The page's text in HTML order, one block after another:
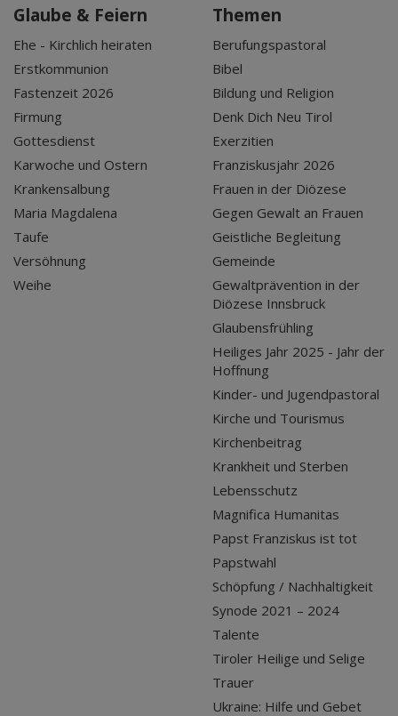
Glaube & Feiern
Ehe - Kirchlich heiraten
Erstkommunion
Fastenzeit 2026
Firmung
Gottesdienst
Karwoche und Ostern
Krankensalbung
Maria Magdalena
Taufe
Versöhnung
Weihe
Themen
Berufungspastoral
Bibel
Bildung und Religion
Denk Dich Neu Tirol
Exerzitien
Franziskusjahr 2026
Frauen in der Diözese
Gegen Gewalt an Frauen
Geistliche Begleitung
Gemeinde
Gewaltprävention in der
Diözese Innsbruck
Glaubensfrühling
Heiliges Jahr 2025 - Jahr der
Hoffnung
Kinder- und Jugendpastoral
Kirche und Tourismus
Kirchenbeitrag
Krankheit und Sterben
Lebensschutz
Magnifica Humanitas
Papst Franziskus ist tot
Papstwahl
Schöpfung / Nachhaltigkeit
Synode 2021 – 2024
Talente
Tiroler Heilige und Selige
Trauer
Ukraine: Hilfe und Gebet